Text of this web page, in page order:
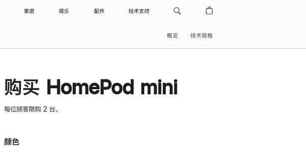
家居 娱乐 配件 技术支持
概览 技术规格
购买 HomePod mini
每位顾客限购 2 台。
颜色